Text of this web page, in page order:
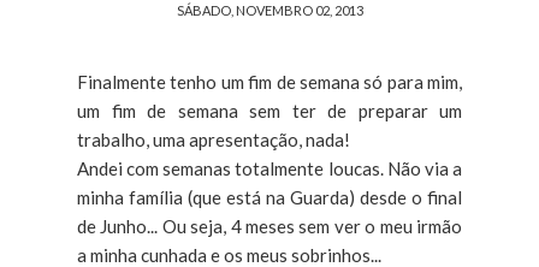
SÁBADO, NOVEMBRO 02, 2013
Finalmente tenho um fim de semana só para mim,
um fim de semana sem ter de preparar um
trabalho, uma apresentação, nada!
Andei com semanas totalmente loucas. Não via a
minha família (que está na Guarda) desde o final
de Junho... Ou seja, 4 meses sem ver o meu irmão
a minha cunhada e os meus sobrinhos...